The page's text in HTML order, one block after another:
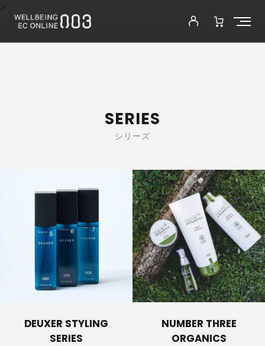
SERIES
シリーズ
DEUXER STYLING
SERIES
NUMBER THREE
ORGANICS